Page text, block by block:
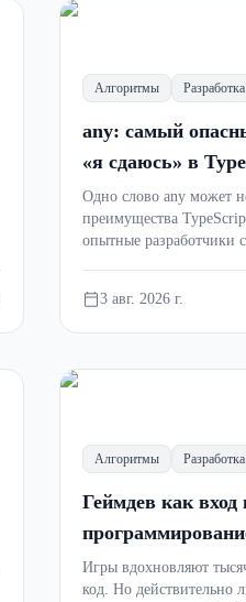
Алгоритмы Разработка
any: самый
«я сдаюсь» в
Одно слово any может
преимущества
опытные разработчики
3 авг. 2026 г.
Алгоритмы Разработка
Геймдев как вход
ловушки
Игры вдохновляют
код. Но